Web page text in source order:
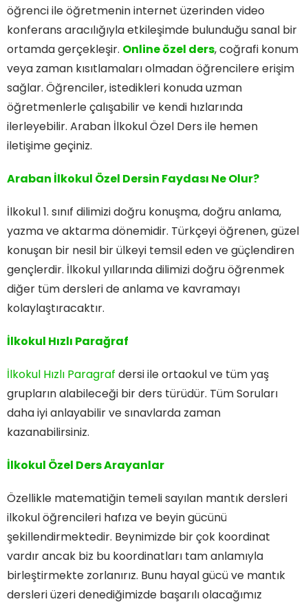
öğrenci ile öğretmenin internet üzerinden video
konferans aracılığıyla etkileşimde bulunduğu sanal bir
ortamda gerçekleşir. Online özel ders, coğrafi konum
veya zaman kısıtlamaları olmadan öğrencilere erişim
sağlar. Öğrenciler, istedikleri konuda uzman
öğretmenlerle çalışabilir ve kendi hızlarında
ilerleyebilir. Araban İlkokul Özel Ders ile hemen
iletişime geçiniz.
Araban İlkokul Özel Dersin Faydası Ne Olur?
İlkokul 1. sınıf dilimizi doğru konuşma, doğru anlama,
yazma ve aktarma dönemidir. Türkçeyi öğrenen, güzel
konuşan bir nesil bir ülkeyi temsil eden ve güçlendiren
gençlerdir. İlkokul yıllarında dilimizi doğru öğrenmek
diğer tüm dersleri de anlama ve kavramayı
kolaylaştıracaktır.
İlkokul Hızlı Parağraf
İlkokul Hızlı Paragraf dersi ile ortaokul ve tüm yaş
grupların alabileceği bir ders türüdür. Tüm Soruları
daha iyi anlayabilir ve sınavlarda zaman
kazanabilirsiniz.
İlkokul Özel Ders Arayanlar
Özellikle matematiğin temeli sayılan mantık dersleri
ilkokul öğrencileri hafıza ve beyin gücünü
şekillendirmektedir. Beynimizde bir çok koordinat
vardır ancak biz bu koordinatları tam anlamıyla
birleştirmekte zorlanırız. Bunu hayal gücü ve mantık
dersleri üzeri denediğimizde başarılı olacağımız